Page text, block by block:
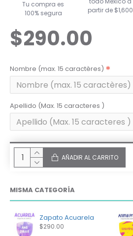
Tu compra es
100% segura
partir de $1,600
$290.00
Nombre (max. 15 caractères)
Apellido (Max. 15 caracteres )
AÑADIR AL CARRITO
MISMA CATEGORÍA
Zapato Acuarela
$290.00